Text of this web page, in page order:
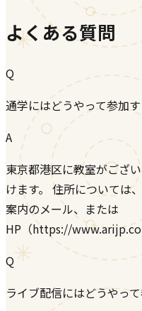
よくある質問
Q
通学にはどうやって参加
A
東京都港区に教室がござ
けます。 住所については
案内のメール、または
HP（https://
Q
ライブ配信にはどうやっ